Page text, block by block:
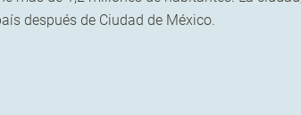
después de Ciudad de México.